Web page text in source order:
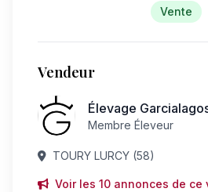
Vente
Vendeur
Élevage
Membre Éleveur
TOURY LURCY (58)
Voir les 10 annonces de ce